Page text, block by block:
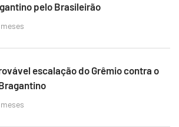
pelo Brasileirão
escalação do Grêmio contra o